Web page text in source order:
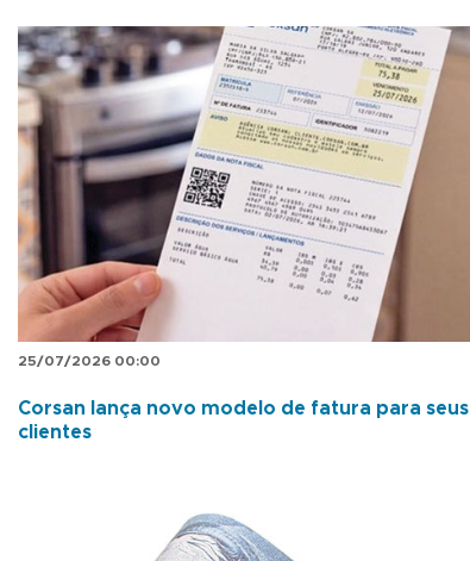
25/07/2026 00:00
Corsan lança novo modelo de fatura para seus
clientes